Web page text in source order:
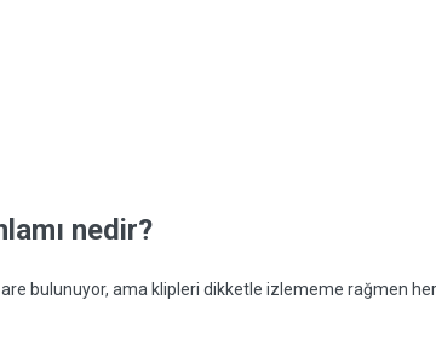
nedir?
bulunuyor, ama klipleri dikketle izlememe rağmen